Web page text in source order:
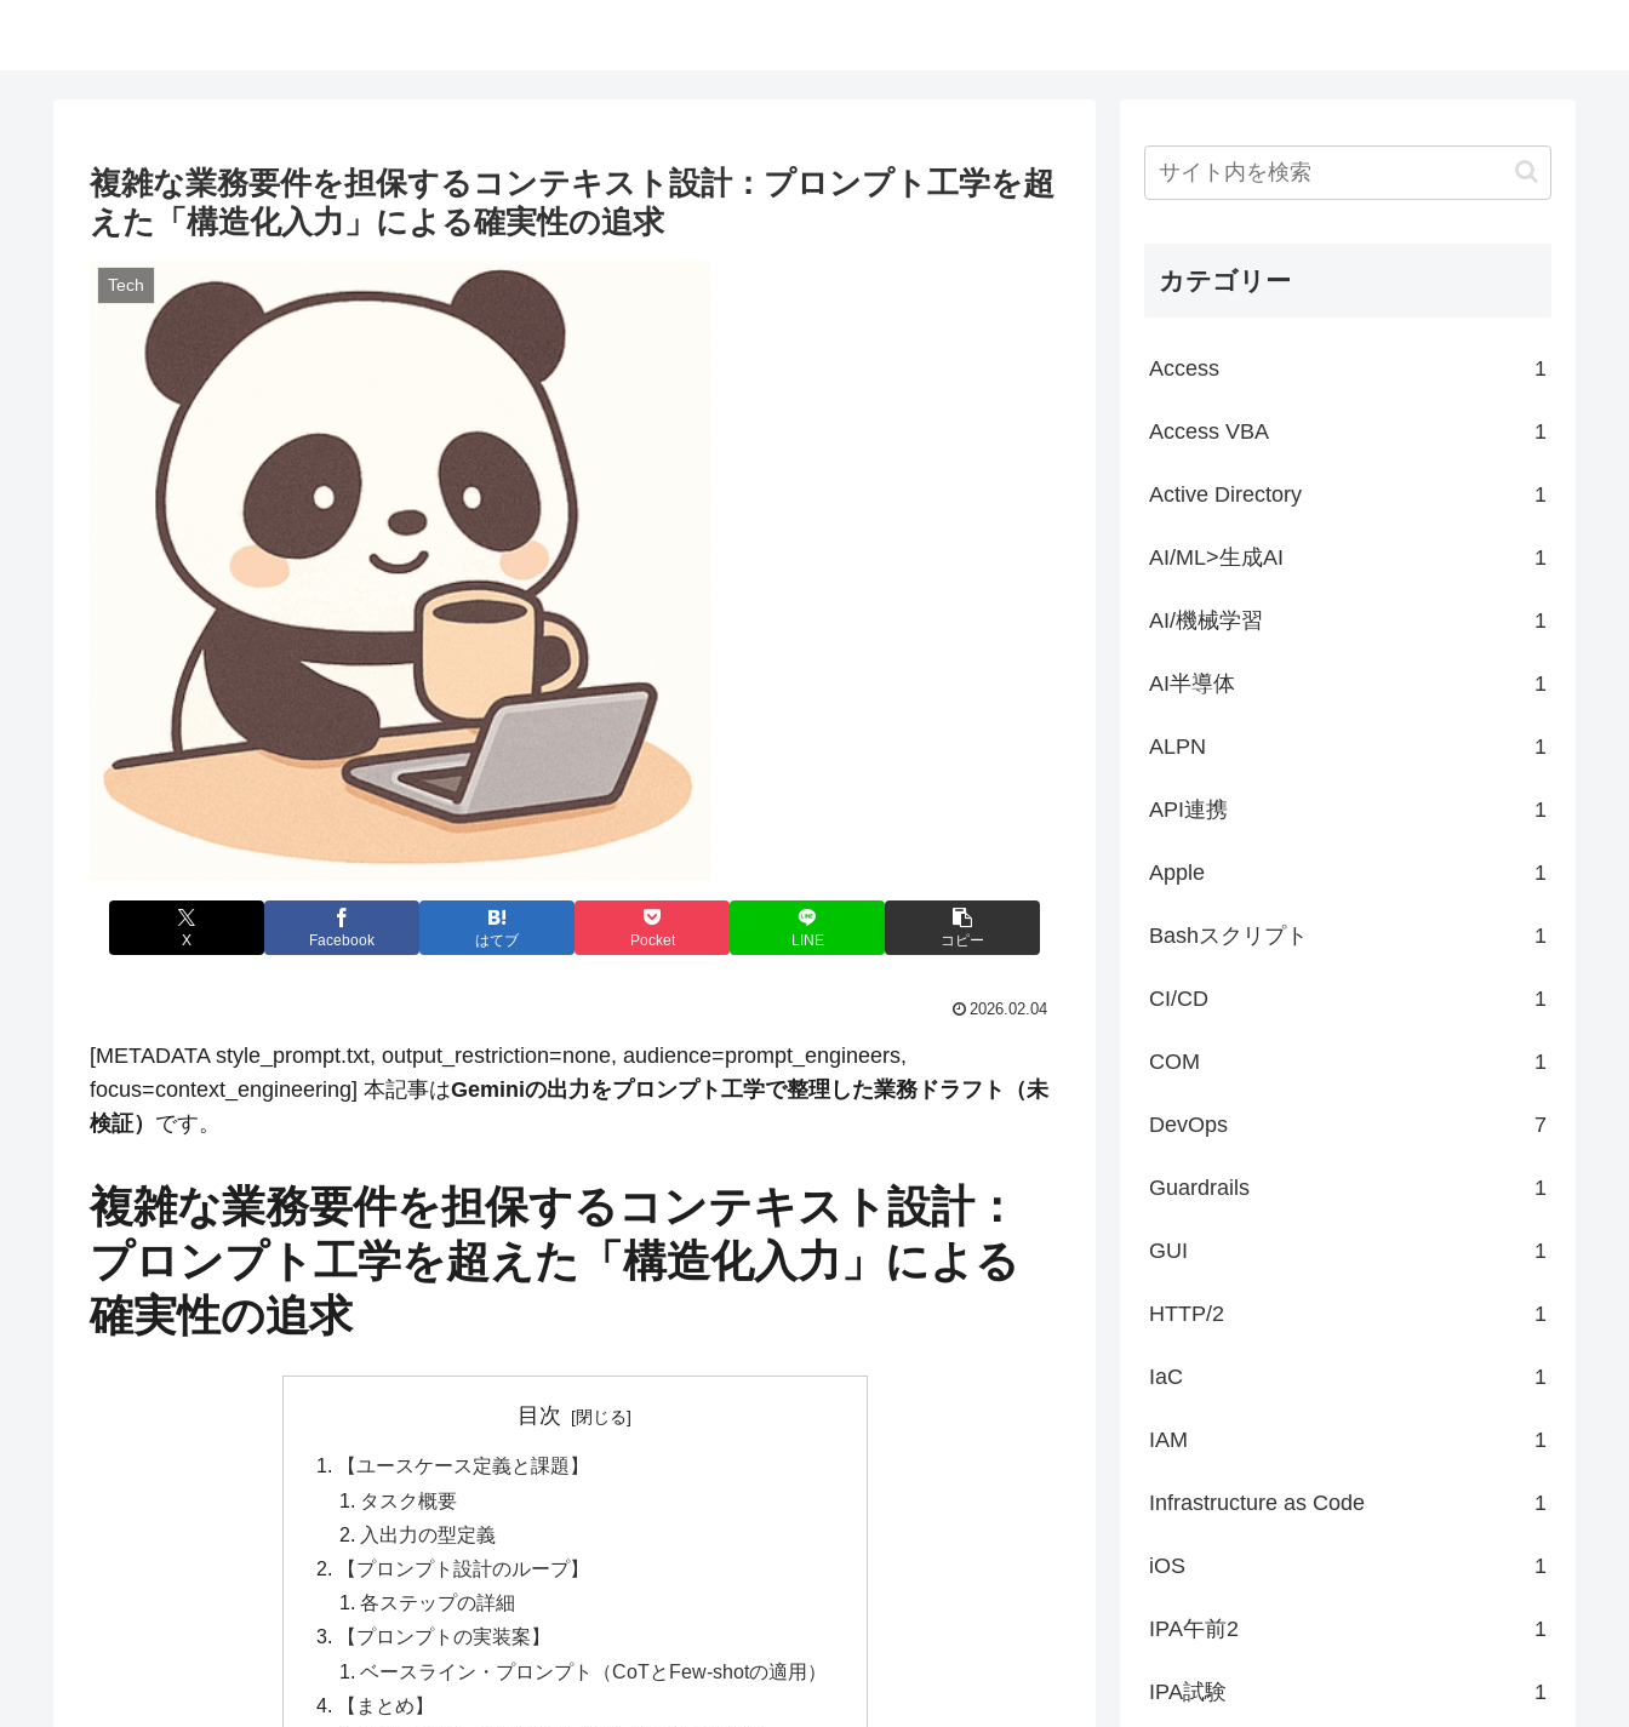
複雑な業務要件を担保するコンテキスト設計：プロンプト工学を超
えた「構造化入力」による確実性の追求
Tech
X Facebook はてブ Pocket LINE コピー
2026.02.04
[METADATA style_prompt.txt, output_restriction=none, audience=prompt_engineers,
focus=context_engineering] 本記事はGeminiの出力をプロンプト工学で整理した業務ドラフト（未
検証） です。
複雑な業務要件を担保するコンテキスト設計：
プロンプト工学を超えた「構造化入力」による
確実性の追求
目次
【ユースケース定義と課題】
タスク概要
入出力の型定義
【プロンプト設計のループ】
各ステップの詳細
【プロンプトの実装案】
ベースライン・プロンプト（CoTとFew-shotの適用）
【まとめ】
カテゴリー
Access 1
Access VBA 1
Active Directory 1
AI/ML>生成AI 1
AI/機械学習 1
AI半導体 1
ALPN 1
API連携 1
Apple 1
Bashスクリプト 1
CI/CD 1
COM 1
DevOps 7
Guardrails 1
GUI 1
HTTP/2 1
IaC 1
IAM 1
Infrastructure as Code 1
iOS 1
IPA午前2 1
IPA試験 1